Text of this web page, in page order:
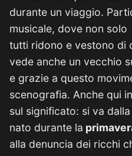
durante un viaggio.
musicale, dove non solo
tutti ridono e vestono di
vede anche un vecchio
e grazie a questo
scenografia. Anche qui
sul significato: si va
nato durante la
alla denuncia dei ricchi